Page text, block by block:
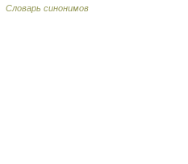
Словарь синонимов